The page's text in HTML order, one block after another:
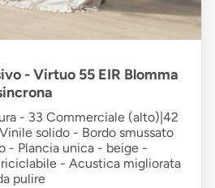
- Virtuo 55 EIR Blomma
- 33 Commerciale (alto)|42
solido - Bordo smussato
- Plancia unica - beige -
- Acustica migliorata
pulire